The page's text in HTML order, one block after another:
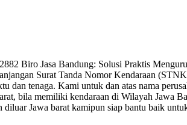
Biro Jasa Bandung: Solusi Praktis
Surat Tanda Nomor Kendaraan
dan tenaga. Kami untuk dan atas nama
bila memiliki kendaraan di Wilayah
Jawa barat kamipun siap bantu baik